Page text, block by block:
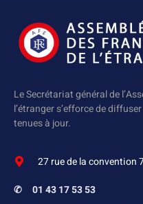
Le Secrétariat général de
l’étranger s’efforce de
tenues à jour.
27 rue de la convention
✆ 01 43 17 53 53